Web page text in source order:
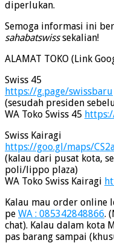
diperlukan.
Semoga informasi ini
sahabatswisssekalian!
ALAMAT TOKO (Link
Swiss 45
https://g.page/swissbaru
(sesudah presiden
WA Toko Swiss 45
Swiss Kairagi
https://goo.gl/maps/
(kalau dari pusat kota,
poli/lippo plaza)
WA Toko Swiss Kairagi
Kalau mau order online
pe WA : 085342848866.
chat). Kalau dalam kota
pas barang sampai